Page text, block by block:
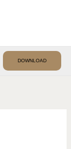
DOWNLOAD